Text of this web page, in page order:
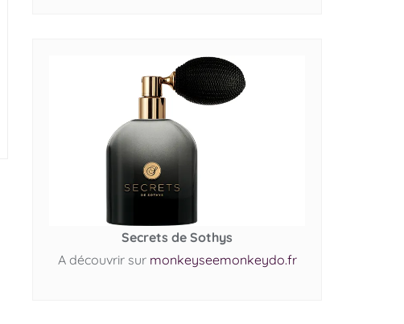
Secrets de Sothys
A découvrir sur monkeyseemonkeydo.fr